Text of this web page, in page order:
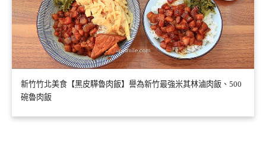
新竹竹北美食【黑皮驊魯肉飯】譽為新竹最強米其林滷肉飯、500
碗魯肉飯